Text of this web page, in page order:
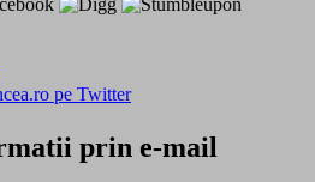
pe Twitter
prin e-mail